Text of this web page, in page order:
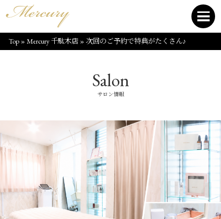
Top» Mercury 千駄木店» 次回のご予約で特典がたくさん♪
Salon
サロン情報